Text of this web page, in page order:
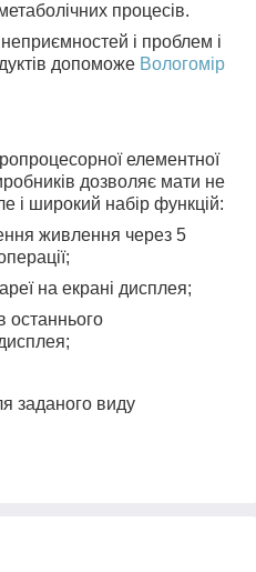
процесів.
і проблем і
допоможе Вологомір
елементної
дозволяє мати не
і широкий набір функцій:
живлення через 5
на екрані дисплея;
останнього
заданого виду